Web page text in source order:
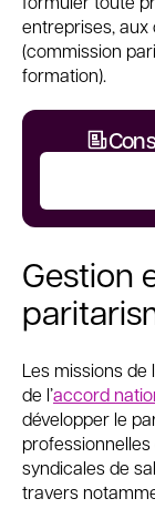
entreprises, aux
(commission
formation).
Gestion
Les missions de
de l’accord
développer le
syndicales de
travers